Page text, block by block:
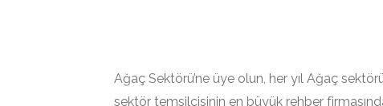
Ağaç Sektörü’ne üye olun, her yıl Ağaç
sektör temsilcisinin en büyük rehber